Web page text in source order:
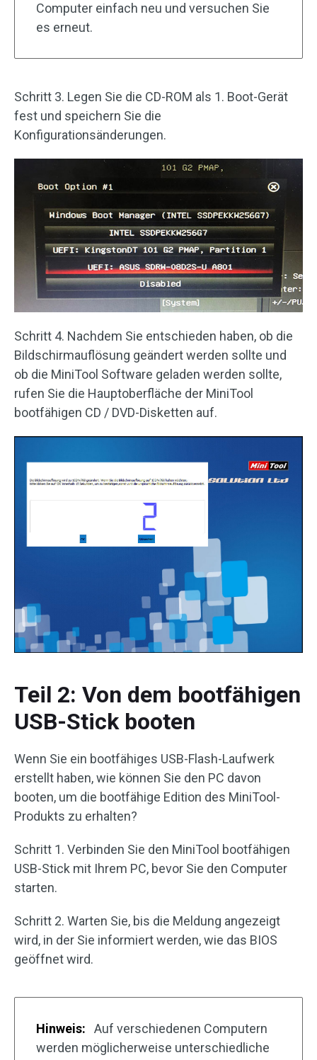
Computer einfach neu und versuchen Sie
es erneut.
Schritt 3. Legen Sie die CD-ROM als 1. Boot-Gerät
fest und speichern Sie die
Konfigurationsänderungen.
Schritt 4. Nachdem Sie entschieden haben, ob die
Bildschirmauflösung geändert werden sollte und
ob die MiniTool Software geladen werden sollte,
rufen Sie die Hauptoberfläche der MiniTool
bootfähigen CD / DVD-Disketten auf.
Teil 2: Von dem bootfähigen
USB-Stick booten
Wenn Sie ein bootfähiges USB-Flash-Laufwerk
erstellt haben, wie können Sie den PC davon
booten, um die bootfähige Edition des MiniTool-
Produkts zu erhalten?
Schritt 1. Verbinden Sie den MiniTool bootfähigen
USB-Stick mit Ihrem PC, bevor Sie den Computer
starten.
Schritt 2. Warten Sie, bis die Meldung angezeigt
wird, in der Sie informiert werden, wie das BIOS
geöffnet wird.
Hinweis:
Auf verschiedenen Computern
werden möglicherweise unterschiedliche